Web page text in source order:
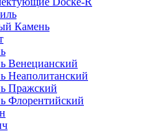
Камень
Венецианский
Неаполитанский
Пражский
Флорентийский